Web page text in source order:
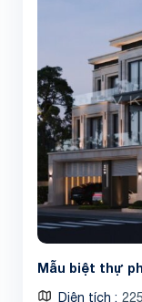
Mẫu biệt thự
Diện tích